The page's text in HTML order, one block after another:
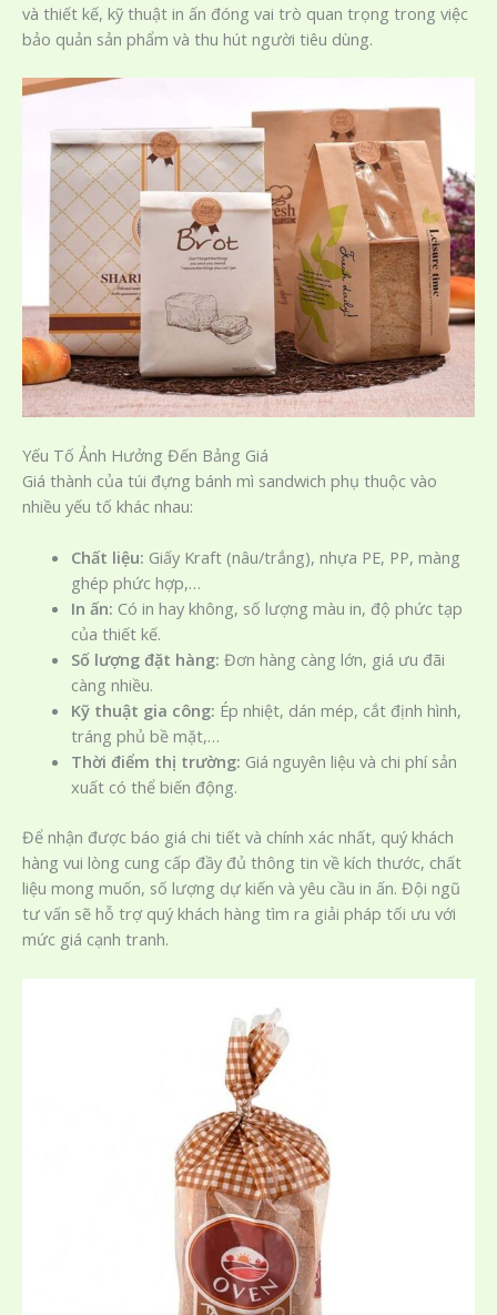
và thiết kế, kỹ thuật in ấn đóng vai trò quan trọng trong việc
bảo quản sản phẩm và thu hút người tiêu dùng.
Yếu Tố Ảnh Hưởng Đến Bảng Giá
Giá thành của túi đựng bánh mì sandwich phụ thuộc vào
nhiều yếu tố khác nhau:
Chất liệu: Giấy Kraft (nâu/trắng), nhựa PE, PP, màng
ghép phức hợp,…
In ấn: Có in hay không, số lượng màu in, độ phức tạp
của thiết kế.
Số lượng đặt hàng: Đơn hàng càng lớn, giá ưu đãi
càng nhiều.
Kỹ thuật gia công: Ép nhiệt, dán mép, cắt định hình,
tráng phủ bề mặt,…
Thời điểm thị trường: Giá nguyên liệu và chi phí sản
xuất có thể biến động.
Để nhận được báo giá chi tiết và chính xác nhất, quý khách
hàng vui lòng cung cấp đầy đủ thông tin về kích thước, chất
liệu mong muốn, số lượng dự kiến và yêu cầu in ấn. Đội ngũ
tư vấn sẽ hỗ trợ quý khách hàng tìm ra giải pháp tối ưu với
mức giá cạnh tranh.